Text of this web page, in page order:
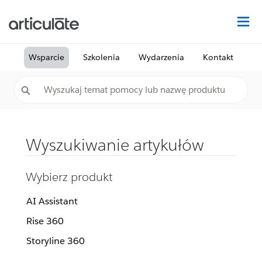
Wsparcie Szkolenia Wydarzenia Kontakt
Wyszukiwanie artykułów
Wybierz produkt
AI Assistant
Rise 360
Storyline 360